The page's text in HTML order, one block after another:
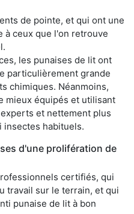
de pointe, et qui ont une
à ceux que l'on retrouve
les punaises de lit ont
particulièrement grande
chimiques. Néanmoins,
mieux équipés et utilisant
et nettement plus
insectes habituels.
d'une prolifération de
certifiés, qui
travail sur le terrain, et qui
punaise de lit à bon